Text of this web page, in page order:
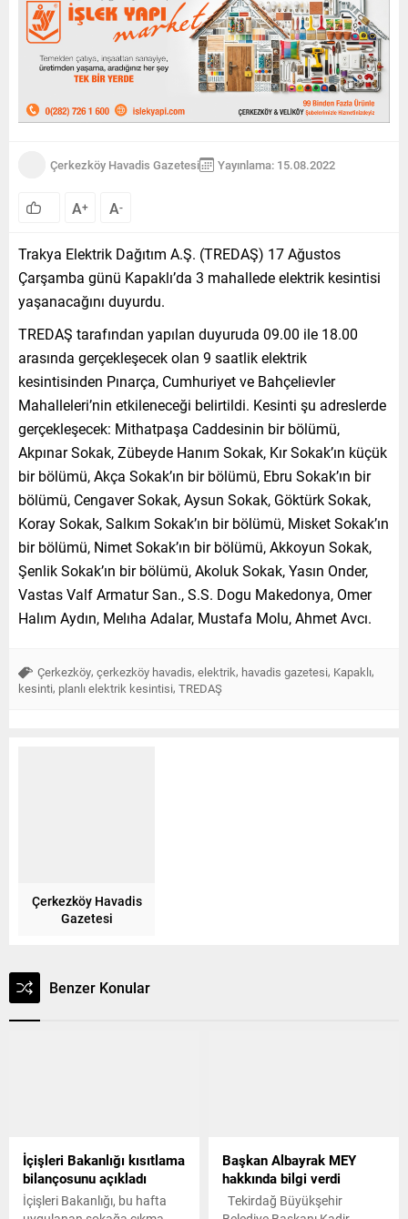
Çerkezköy Havadis Gazetesi Yayınlama: 15.08.2022
A+ A-
Trakya Elektrik Dağıtım A.Ş. (TREDAŞ) 17 Ağustos
Çarşamba günü Kapaklı’da 3 mahallede elektrik kesintisi
yaşanacağını duyurdu.
TREDAŞ tarafından yapılan duyuruda 09.00 ile 18.00
arasında gerçekleşecek olan 9 saatlik elektrik
kesintisinden Pınarça, Cumhuriyet ve Bahçelievler
Mahalleleri’nin etkileneceği belirtildi. Kesinti şu adreslerde
gerçekleşecek: Mithatpaşa Caddesinin bir bölümü,
Akpınar Sokak, Zübeyde Hanım Sokak, Kır Sokak’ın küçük
bir bölümü, Akça Sokak’ın bir bölümü, Ebru Sokak’ın bir
bölümü, Cengaver Sokak, Aysun Sokak, Göktürk Sokak,
Koray Sokak, Salkım Sokak’ın bir bölümü, Misket Sokak’ın
bir bölümü, Nimet Sokak’ın bir bölümü, Akkoyun Sokak,
Şenlik Sokak’ın bir bölümü, Akoluk Sokak, Yasın Onder,
Vastas Valf Armatur San., S.S. Dogu Makedonya, Omer
Halım Aydın, Melıha Adalar, Mustafa Molu, Ahmet Avcı.
Çerkezköy, çerkezköy havadis, elektrik, havadis gazetesi, Kapaklı,
kesinti, planlı elektrik kesintisi, TREDAŞ
Çerkezköy Havadis
Gazetesi
Benzer Konular
İçişleri Bakanlığı kısıtlama
bilançosunu açıkladı
İçişleri Bakanlığı, bu hafta
Başkan Albayrak MEY
hakkında bilgi verdi
Tekirdağ Büyükşehir